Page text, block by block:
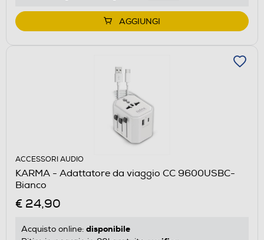
AGGIUNGI
ACCESSORI AUDIO
KARMA - Adattatore da viaggio CC 9600USBC-
Bianco
€ 24,90
Acquisto online: disponibile